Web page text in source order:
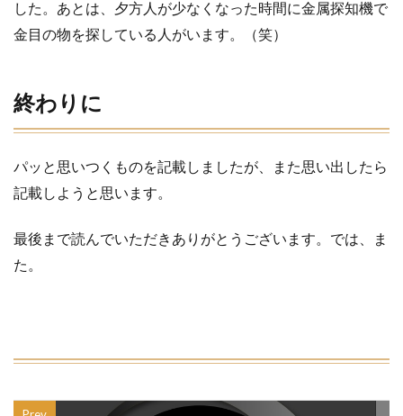
した。あとは、夕方人が少なくなった時間に金属探知機で
金目の物を探している人がいます。（笑）
終わりに
パッと思いつくものを記載しましたが、また思い出したら
記載しようと思います。
最後まで読んでいただきありがとうございます。では、ま
た。